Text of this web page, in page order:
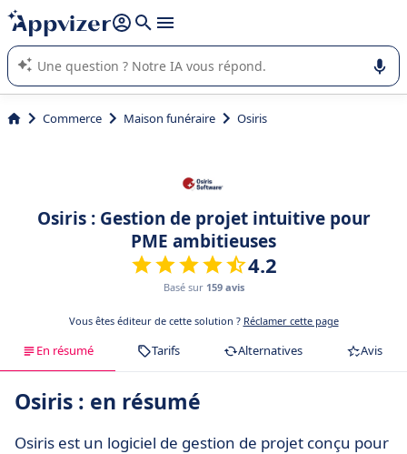
répondre (plusieurs lignes avec
L'IA de Appvizer vous guide dans l'utilisation ou la sélection de
logiciel SaaS en entreprise.
Commerce Maison funéraire Osiris
Osiris : Gestion de projet intuitive pour
PME ambitieuses
4.2
Basé sur 159 avis
Vous êtes éditeur de cette solution ? Réclamer cette page
En résumé Tarifs Alternatives Avis
Osiris : en résumé
Osiris est un logiciel de gestion de projet conçu pour